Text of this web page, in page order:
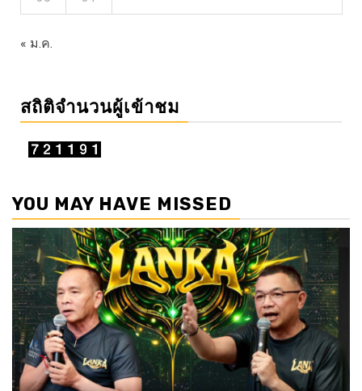
« ม.ค.
สถิติจำนวนผู้เข้าชม
YOU MAY HAVE MISSED